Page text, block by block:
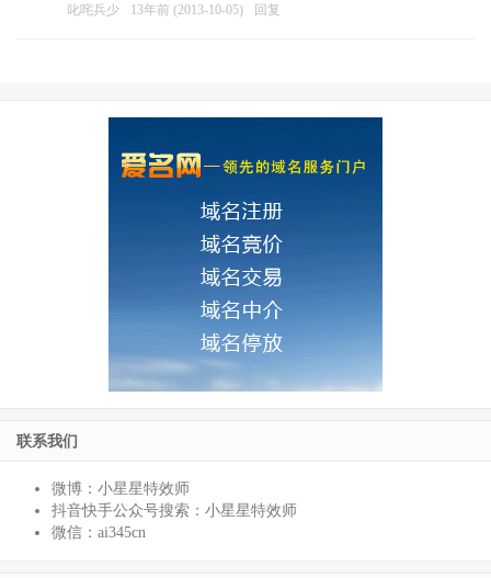
叱咤兵少 13年前 (2013-10-05) 回复
联系我们
微博：小星星特效师
抖音快手公众号搜索：小星星特效师
微信：ai345cn